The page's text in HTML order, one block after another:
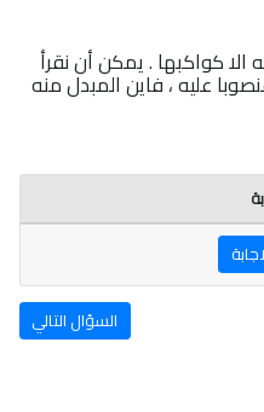
كواكبها . يمكن أن نقرأ
عليه ، فاين المبدل منه
السؤال التالي